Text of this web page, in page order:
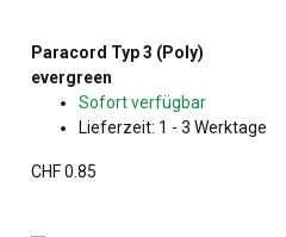
Paracord Typ 3 (Poly)
evergreen
Sofort verfügbar
Lieferzeit: 1 - 3 Werktage
CHF 0.85